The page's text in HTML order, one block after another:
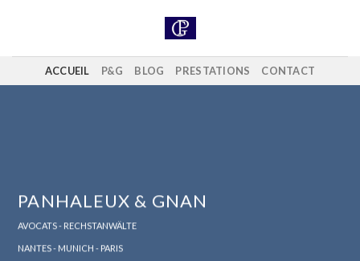
ACCUEIL P&G BLOG PRESTATIONS CONTACT
PANHALEUX & GNAN
AVOCATS - RECHSTANWÄLTE
NANTES - MUNICH - PARIS